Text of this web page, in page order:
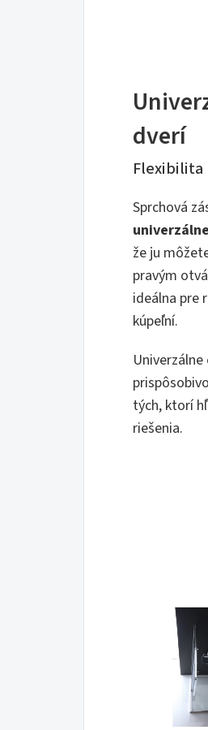
dverí
Flexibilita
Sprchová
že ju
pravým
ideálna pre
kúpeľní.
tých, ktorí
riešenia.